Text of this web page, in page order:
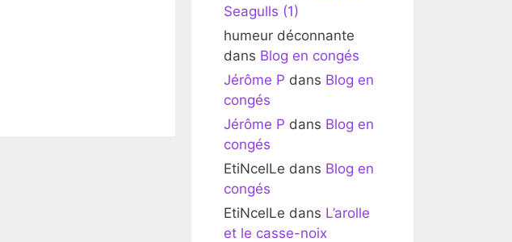
Seagulls (1)
humeur déconnante
dans Blog en congés
Jérôme P dans Blog en
congés
Jérôme P dans Blog en
congés
EtiNcelLe dans Blog en
congés
EtiNcelLe dans L’arolle
et le casse-noix